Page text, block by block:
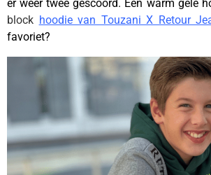
er weer twee gescoord. Een warm gele
block hoodie van Touzani X Retour
favoriet?